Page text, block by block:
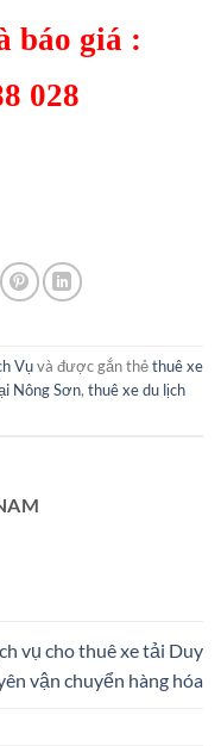
báo giá :
028
Vụvà được gắn thẻthuê xe
Nông Sơn, thuê xe du lịch
vụ cho thuê xe tải Duy
vận chuyển hàng hóa